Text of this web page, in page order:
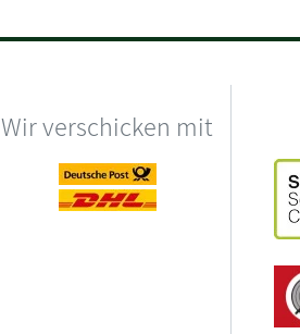
Wir verschicken mit